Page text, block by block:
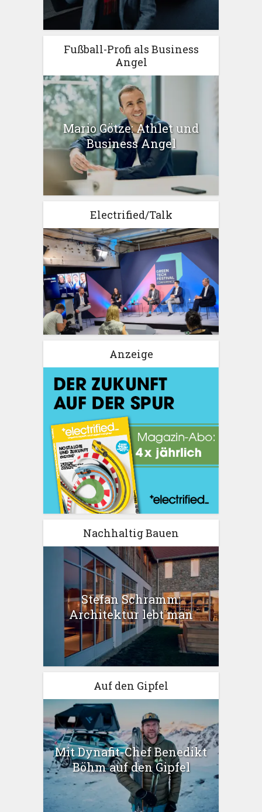
Fußball-Profi als Business
Angel
Mario Götze: Athlet und
Business Angel
Electrified/Talk
Anzeige
Nachhaltig Bauen
Stefan Schramm:
Architektur lebt man
Auf den Gipfel
Mit Dynafit-Chef Benedikt
Böhm auf den Gipfel